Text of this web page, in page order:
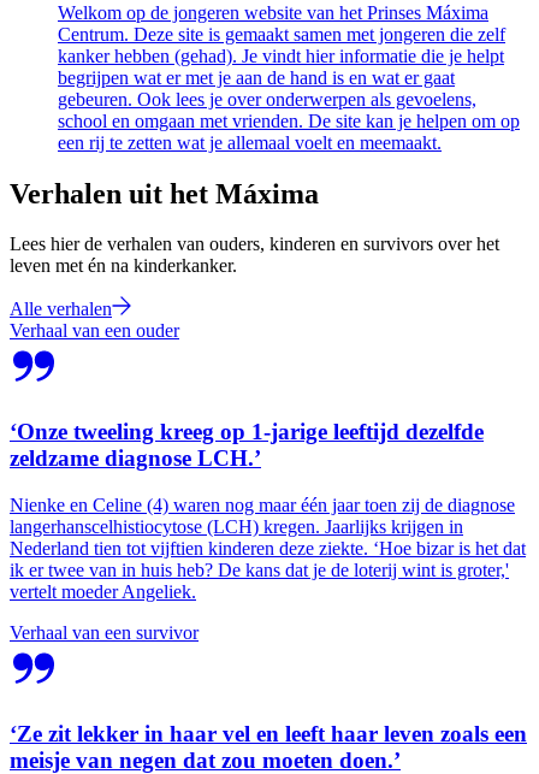
Welkom op de jongeren website van het Prinses Máxima
Centrum. Deze site is gemaakt samen met jongeren die zelf
kanker hebben (gehad). Je vindt hier informatie die je helpt
begrijpen wat er met je aan de hand is en wat er gaat
gebeuren. Ook lees je over onderwerpen als gevoelens,
school en omgaan met vrienden. De site kan je helpen om op
een rij te zetten wat je allemaal voelt en meemaakt.
Verhalen uit het Máxima
Lees hier de verhalen van ouders, kinderen en survivors over het
leven met én na kinderkanker.
Alle verhalen
Verhaal van een ouder
‘Onze tweeling kreeg op 1-jarige leeftijd dezelfde
zeldzame diagnose LCH.’
Nienke en Celine (4) waren nog maar één jaar toen zij de diagnose
langerhanscelhistiocytose (LCH) kregen. Jaarlijks krijgen in
Nederland tien tot vijftien kinderen deze ziekte. ‘Hoe bizar is het dat
ik er twee van in huis heb? De kans dat je de loterij wint is groter,'
vertelt moeder Angeliek.
Verhaal van een survivor
‘Ze zit lekker in haar vel en leeft haar leven zoals een
meisje van negen dat zou moeten doen.’